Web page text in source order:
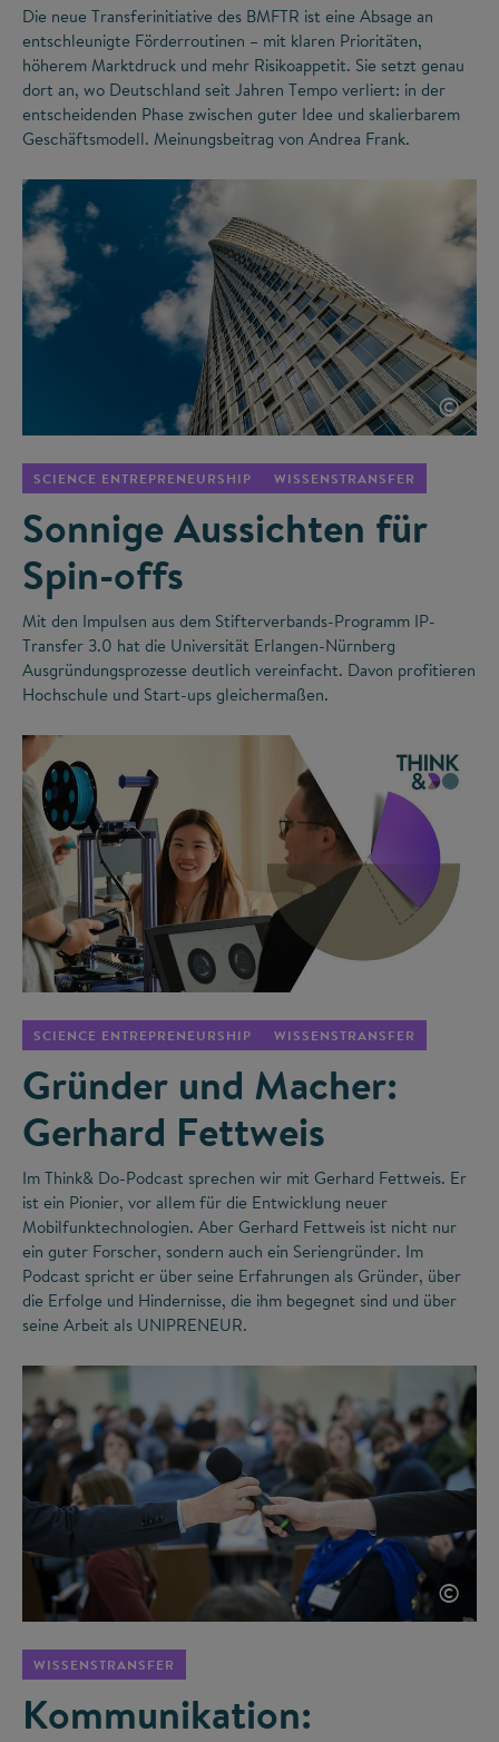
Die neue Transferinitiative des BMFTR ist eine Absage an
entschleunigte Förderroutinen – mit klaren Prioritäten,
höherem Marktdruck und mehr Risikoappetit. Sie setzt genau
dort an, wo Deutschland seit Jahren Tempo verliert: in der
entscheidenden Phase zwischen guter Idee und skalierbarem
Geschäftsmodell. Meinungsbeitrag von Andrea Frank.
©
SCIENCE ENTREPRENEURSHIP WISSENSTRANSFER
Sonnige Aussichten für
Spin-offs
Mit den Impulsen aus dem Stifterverbands-Programm IP-
Transfer 3.0 hat die Universität Erlangen-Nürnberg
Ausgründungsprozesse deutlich vereinfacht. Davon profitieren
Hochschule und Start-ups gleichermaßen.
SCIENCE ENTREPRENEURSHIP WISSENSTRANSFER
Gründer und Macher:
Gerhard Fettweis
Im Think& Do-Podcast sprechen wir mit Gerhard Fettweis. Er
ist ein Pionier, vor allem für die Entwicklung neuer
Mobilfunktechnologien. Aber Gerhard Fettweis ist nicht nur
ein guter Forscher, sondern auch ein Seriengründer. Im
Podcast spricht er über seine Erfahrungen als Gründer, über
die Erfolge und Hindernisse, die ihm begegnet sind und über
seine Arbeit als UNIPRENEUR.
©
WISSENSTRANSFER
Kommunikation: